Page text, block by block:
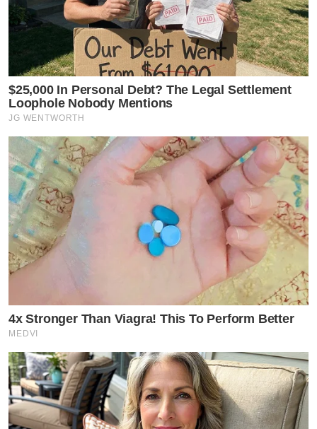
$25,000 In Personal Debt? The Legal Settlement
Loophole Nobody Mentions
JG WENTWORTH
4x Stronger Than Viagra! This To Perform Better
MEDVI